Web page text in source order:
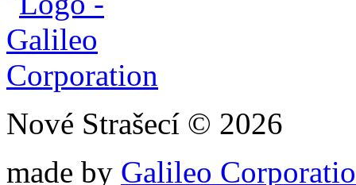
Nové Strašecí © 2026
made by Galileo